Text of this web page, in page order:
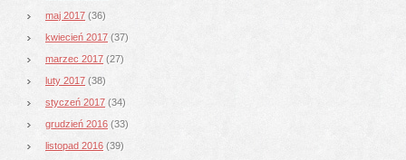
maj 2017 (36)
kwiecień 2017 (37)
marzec 2017 (27)
luty 2017 (38)
styczeń 2017 (34)
grudzień 2016 (33)
listopad 2016 (39)